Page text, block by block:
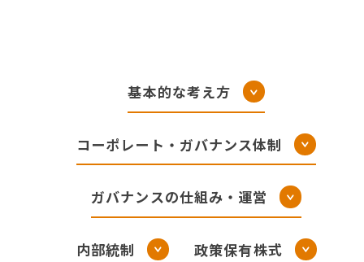
個人投資家の皆さまへ
株主・株式情報
ガバナンス
パート・アルバイト採用
ゆめタウン公式サイト基本的な考え方
コーポレート・ガバナンス体制
ガバナンスの仕組み・運営
内部統制 政策保有株式